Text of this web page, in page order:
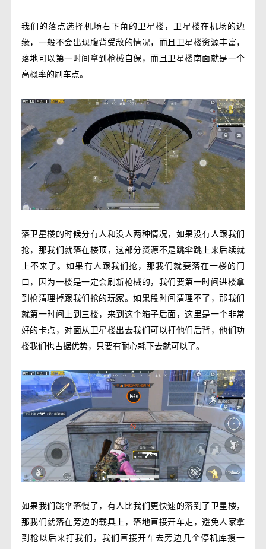
我们的落点选择机场右下角的卫星楼，卫星楼在机场的边
缘，一般不会出现腹背受敌的情况，而且卫星楼资源丰富，
落地可以第一时间拿到枪械自保，而且卫星楼南面就是一个
高概率的刷车点。
落卫星楼的时候分有人和没人两种情况，如果没有人跟我们
抢，那我们就落在楼顶，这部分资源不是跳伞跳上来后续就
上不来了。如果有人跟我们抢，那我们就要落在一楼的门
口，因为一楼是一定会刷新枪械的，我们要第一时间进楼拿
到枪清理掉跟我们抢的玩家。如果段时间清理不了，那我们
就第一时间上到三楼，来到这个箱子后面，这里是一个非常
好的卡点，对面从卫星楼出去我们可以打他们后背，他们功
楼我们也占据优势，只要有耐心耗下去就可以了。
如果我们跳伞落慢了，有人比我们更快速的落到了卫星楼，
那我们就落在旁边的载具上，落地直接开车走，避免人家拿
到枪以后来打我们，我们直接开车去旁边几个停机库搜一